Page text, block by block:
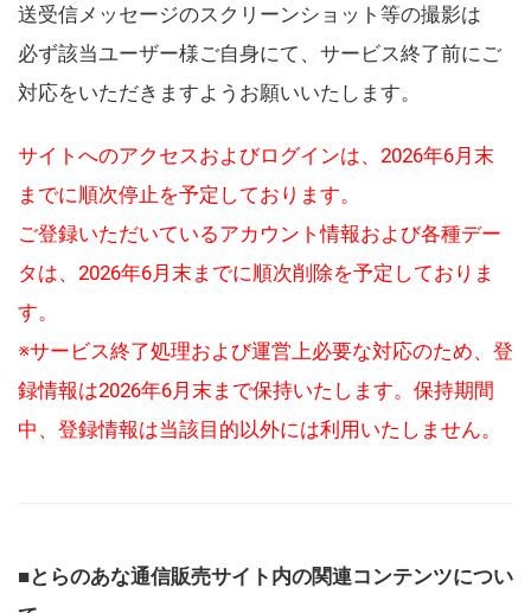
送受信メッセージのスクリーンショット等の撮影は
必ず該当ユーザー様ご自身にて、サービス終了前にご
対応をいただきますようお願いいたします。
サイトへのアクセスおよびログインは、2026年6月末
までに順次停止を予定しております。
ご登録いただいているアカウント情報および各種デー
タは、2026年6月末までに順次削除を予定しておりま
す。
※サービス終了処理および運営上必要な対応のため、登
録情報は2026年6月末まで保持いたします。保持期間
中、登録情報は当該目的以外には利用いたしません。
■とらのあな通信販売サイト内の関連コンテンツについ